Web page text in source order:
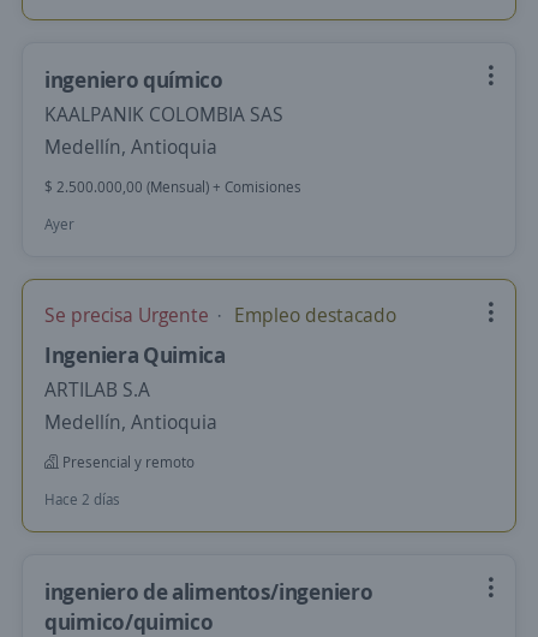
ingeniero químico
KAALPANIK COLOMBIA SAS
Medellín, Antioquia
$ 2.500.000,00 (Mensual) + Comisiones
Ayer
Se precisa Urgente Empleo destacado
Ingeniera Quimica
ARTILAB S.A
Medellín, Antioquia
Presencial y remoto
Hace 2 días
ingeniero de alimentos/ingeniero
quimico/quimico